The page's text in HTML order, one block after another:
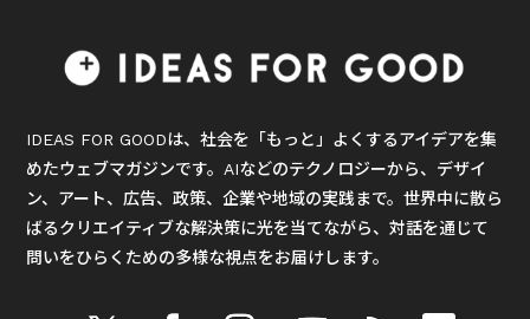
IDEAS FOR GOODは、社会を「もっと」よくするアイデアを集
めたウェブマガジンです。AIなどのテクノロジーから、デザイ
ン、アート、広告、政策、企業や地域の実践まで。世界中に散ら
ばるクリエイティブな解決策に光を当てながら、対話を通じて
問いをひらくための多様な視点をお届けします。